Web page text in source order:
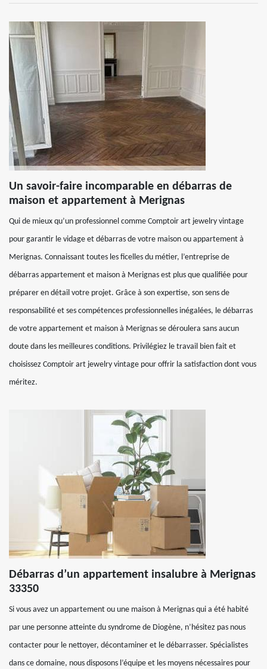
Un savoir-faire incomparable en débarras de
maison et appartement à Merignas
Qui de mieux qu’un professionnel comme Comptoir art jewelry vintage
pour garantir le vidage et débarras de votre maison ou appartement à
Merignas. Connaissant toutes les ficelles du métier, l’entreprise de
débarras appartement et maison à Merignas est plus que qualifiée pour
préparer en détail votre projet. Grâce à son expertise, son sens de
responsabilité et ses compétences professionnelles inégalées, le débarras
de votre appartement et maison à Merignas se déroulera sans aucun
doute dans les meilleures conditions. Privilégiez le travail bien fait et
choisissez Comptoir art jewelry vintage pour offrir la satisfaction dont vous
méritez.
Débarras d’un appartement insalubre à Merignas
33350
Si vous avez un appartement ou une maison à Merignas qui a été habité
par une personne atteinte du syndrome de Diogène, n’hésitez pas nous
contacter pour le nettoyer, décontaminer et le débarrasser. Spécialistes
dans ce domaine, nous disposons l’équipe et les moyens nécessaires pour